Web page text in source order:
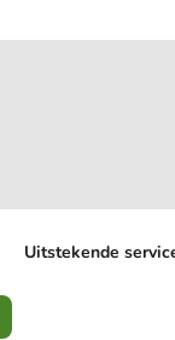
Uitstekende